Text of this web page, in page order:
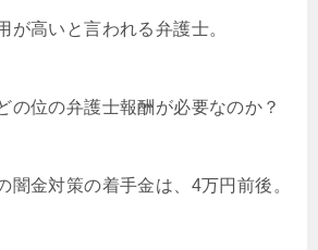
が高いと言われる弁護士。
の位の弁護士報酬が必要なのか？
闇金対策の着手金は、4万円前後。